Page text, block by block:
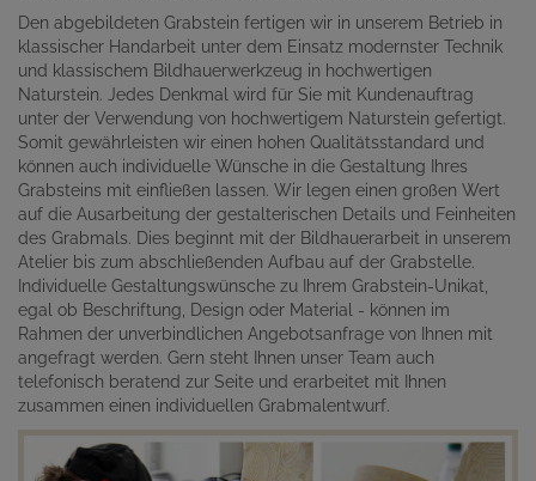
Den abgebildeten Grabstein fertigen wir in unserem Betrieb in
klassischer Handarbeit unter dem Einsatz modernster Technik
und klassischem Bildhauerwerkzeug in hochwertigen
Naturstein. Jedes Denkmal wird für Sie mit Kundenauftrag
unter der Verwendung von hochwertigem Naturstein gefertigt.
Somit gewährleisten wir einen hohen Qualitätsstandard und
können auch individuelle Wünsche in die Gestaltung Ihres
Grabsteins mit einfließen lassen. Wir legen einen großen Wert
auf die Ausarbeitung der gestalterischen Details und Feinheiten
des Grabmals. Dies beginnt mit der Bildhauerarbeit in unserem
Atelier bis zum abschließenden Aufbau auf der Grabstelle.
Individuelle Gestaltungswünsche zu Ihrem Grabstein-Unikat,
egal ob Beschriftung, Design oder Material - können im
Rahmen der unverbindlichen Angebotsanfrage von Ihnen mit
angefragt werden. Gern steht Ihnen unser Team auch
telefonisch beratend zur Seite und erarbeitet mit Ihnen
zusammen einen individuellen Grabmalentwurf.